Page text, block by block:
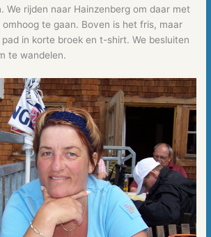
We rijden naar Hainzenberg om daar met
omhoog te gaan. Boven is het fris, maar
in korte broek en t-shirt. We besluiten
te wandelen.